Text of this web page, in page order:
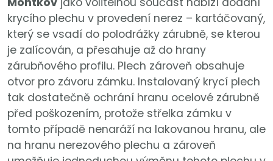
krycího plechu v provedení nerez – kartáčovaný,
který se vsadí do polodrážky zárubně, se kterou
je zalícován, a přesahuje až do hrany
zárubňového profilu. Plech zároveň obsahuje
otvor pro závoru zámku. Instalovaný krycí plech
tak dostatečně ochrání hranu ocelové zárubně
před poškozením, protože střelka zámku v
tomto případě nenaráží na lakovanou hranu, ale
na hranu nerezového plechu a zároveň